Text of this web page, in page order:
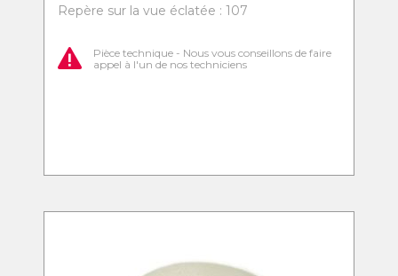
Repère sur la vue éclatée : 107
Pièce technique - Nous vous conseillons de faire
appel à l'un de nos techniciens